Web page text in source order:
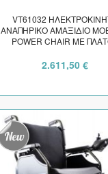
VT61032
ΑΝΑΠΗΡΙΚΟ ΑΜΑΞΙΔΙΟ
POWER CHAIR ΜΕ
2.611,50 €